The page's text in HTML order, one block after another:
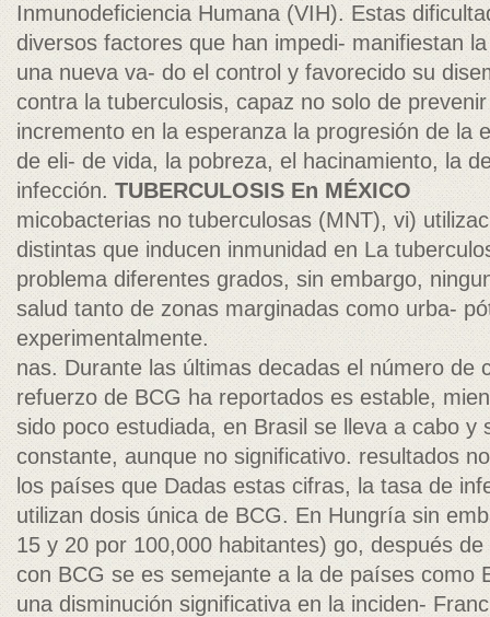
Inmunodeficiencia Humana (VIH). Estas
diversos factores que han impedi- manifiestan
una nueva va- do el control y favorecido su
contra la tuberculosis, capaz no solo de
incremento en la esperanza la progresión de la
de eli- de vida, la pobreza, el hacinamiento, la
infección. TUBERCULOSIS En MÉXICO
micobacterias no tuberculosas (MNT), vi)
distintas que inducen inmunidad en La
problema diferentes grados, sin embargo,
salud tanto de zonas marginadas como urba-
experimentalmente.
nas. Durante las últimas decadas el número de
refuerzo de BCG ha reportados es estable,
sido poco estudiada, en Brasil se lleva a cabo y
constante, aunque no significativo. resultados
los países que Dadas estas cifras, la tasa de
utilizan dosis única de BCG. En Hungría sin
15 y 20 por 100,000 habitantes) go, después
con BCG se es semejante a la de países como
una disminución significativa en la inciden-